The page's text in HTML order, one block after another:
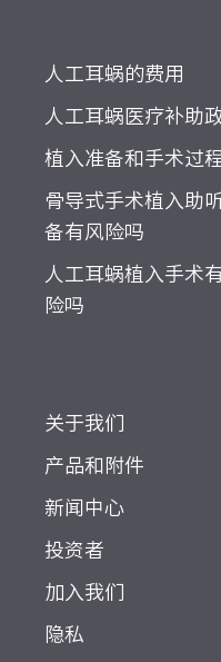
人工耳蜗的费用
人工耳蜗医疗补助
植入准备和手术过
骨导式手术植入助
备有风险吗
人工耳蜗植入手术
险吗
关于我们
产品和附件
新闻中心
投资者
加入我们
隐私